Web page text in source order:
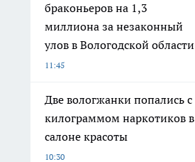
браконьеров на 1,3
миллиона за незаконный
улов в Вологодской области
11:45
Две вологжанки попались с
килограммом наркотиков в
салоне красоты
10:30